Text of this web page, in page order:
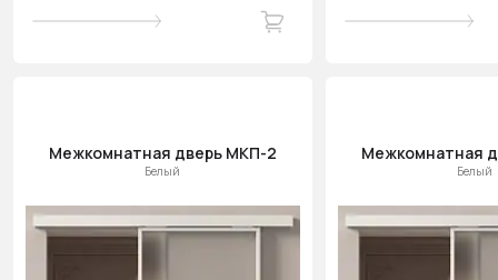
Межкомнатная дверь МКП-2
Белый
Межкомнатная
Белый